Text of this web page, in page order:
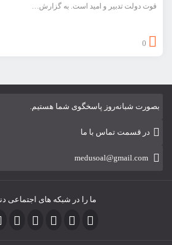
قوت دولت تدبیر و امید است. به گزارش…
بصورت شبانه‌روز پاسخگوی شما هستیم.
در قسمت تماس با ما
medusoal@gmail.com
ما را در شبکه های اجتماعی